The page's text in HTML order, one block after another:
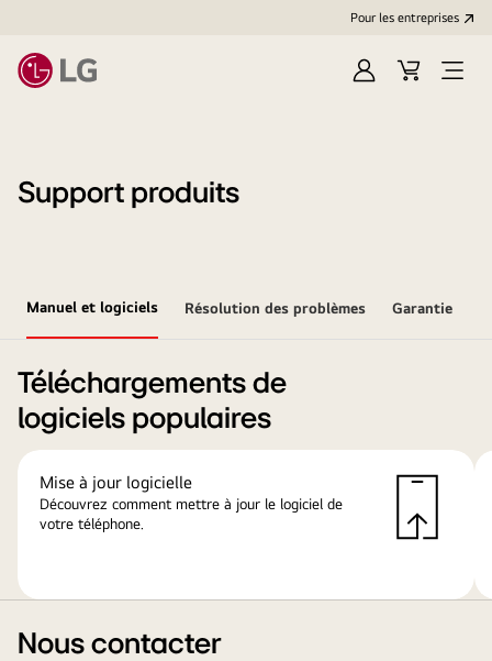
Pour les entreprises
Se
Panier
Support produits
Manuel et logiciels Résolution des problèmes Garantie
Téléchargements de
logiciels populaires
Mise à jour logicielle
Découvrez comment mettre à jour le logiciel de
votre téléphone.
Nous contacter